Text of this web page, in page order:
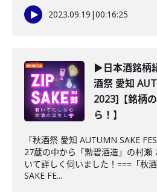
2023.09.19 |00:16:25
▶日本酒銘柄
酒祭 愛知
2023]【銘柄
ら！】
「秋酒祭 愛知 AUTUMN SAKE
27蔵の中から「勲碧酒造」の村瀬
いて詳しく伺いました！===「秋
SAKE FE...